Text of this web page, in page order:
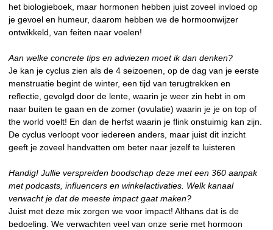
het biologieboek, maar hormonen hebben juist zoveel invloed op
je gevoel en humeur, daarom hebben we de hormoonwijzer
ontwikkeld, van feiten naar voelen!
Aan welke concrete tips en adviezen moet ik dan denken?
Je kan je cyclus zien als de 4 seizoenen, op de dag van je eerste
menstruatie begint de winter, een tijd van terugtrekken en
reflectie, gevolgd door de lente, waarin je weer zin hebt in om
naar buiten te gaan en de zomer (ovulatie) waarin je je on top of
the world voelt! En dan de herfst waarin je flink onstuimig kan zijn.
De cyclus verloopt voor iedereen anders, maar juist dit inzicht
geeft je zoveel handvatten om beter naar jezelf te luisteren
Handig! Jullie verspreiden boodschap deze met een 360 aanpak
met podcasts, influencers en winkelactivaties. Welk kanaal
verwacht je dat de meeste impact gaat maken?
Juist met deze mix zorgen we voor impact! Althans dat is de
bedoeling. We verwachten veel van onze serie met hormoon